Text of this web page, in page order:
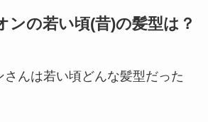
ンの若い頃(昔)の髪型は？
さんは若い頃どんな髪型だった